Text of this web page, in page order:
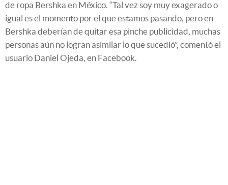
de ropa Bershka en México. “Tal vez soy muy exagerado o
igual es el momento por el que estamos pasando, pero en
Bershka deberían de quitar esa pinche publicidad, muchas
personas aún no logran asimilar lo que sucedió”, comentó el
usuario Daniel Ojeda, en Facebook.